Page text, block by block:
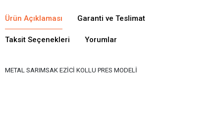
Ürün Açıklaması Garanti ve Teslimat
Taksit Seçenekleri Yorumlar
METAL SARIMSAK EZİCİ KOLLU PRES MODELİ